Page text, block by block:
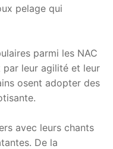
pelage qui
parmi les NAC
par leur agilité et leur
osent adopter des
avec leurs chants
De la